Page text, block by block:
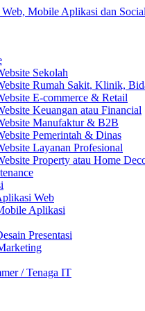
Sekolah
Rumah Sakit, Klinik,
E-commerce & Retail
Keuangan atau Financial
Manufaktur & B2B
Pemerintah & Dinas
Layanan Profesional
Property atau Home
Web
Aplikasi
Presentasi
/ Tenaga IT